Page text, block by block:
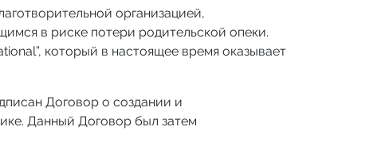
организацией,
в риске потери родительской опеки.
который в настоящее время оказывает
Договор о создании и
Данный Договор был затем